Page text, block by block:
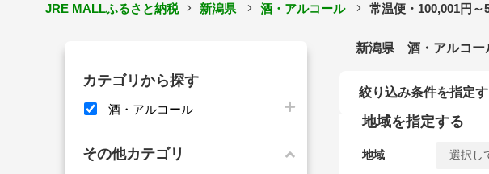
JRE MALLふるさと納税 新潟県 酒・アルコール 常温便・100,001円～
カテゴリから探す
酒・アルコール
その他カテゴリ
新潟県 酒・アルコー
絞り込み条件を指定
地域を指定する
地域